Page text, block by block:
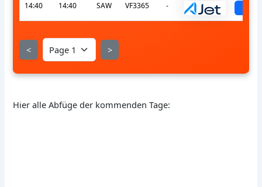
14:40 14:40 SAW VF3365 -
< >
Hier alle Abfüge der kommenden Tage: